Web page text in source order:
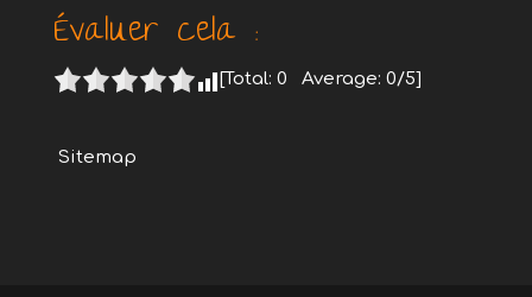
Évaluer cela :
[Total: 0 Average: 0/5]
Sitemap